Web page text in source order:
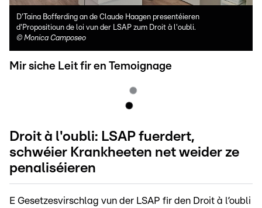
D'Taina Bofferding an de Claude Haagen presentéieren
d'Propositioun de loi vun der LSAP zum Droit à l'oubli.
© Monica Camposeo
Mir siche Leit fir en Temoignage
Droit à l'oubli: LSAP fuerdert,
schwéier Krankheeten net weider ze
penaliséieren
E Gesetzesvirschlag vun der LSAP fir den Droit à l’oubli